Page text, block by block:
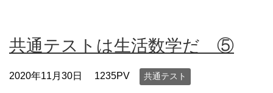
共通テストは生活数学だ ⑤
2020年11月30日 1235PV 共通テスト